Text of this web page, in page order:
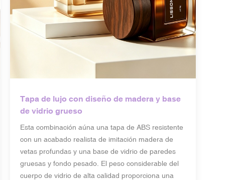
Tapa de lujo con diseño de madera y base
de vidrio grueso
Esta combinación aúna una tapa de ABS resistente
con un acabado realista de imitación madera de
vetas profundas y una base de vidrio de paredes
gruesas y fondo pesado. El peso considerable del
cuerpo de vidrio de alta calidad proporciona una